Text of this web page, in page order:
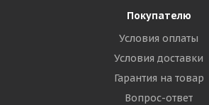
Покупателю
Условия оплаты
Условия доставки
Гарантия на товар
Вопрос-ответ